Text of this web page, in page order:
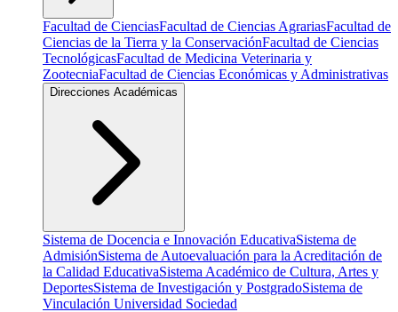
Facultad de CienciasFacultad de Ciencias AgrariasFacultad de
Ciencias de la Tierra y la ConservaciónFacultad de Ciencias
TecnológicasFacultad de Medicina Veterinaria y
ZootecniaFacultad de Ciencias Económicas y Administrativas
Direcciones Académicas
Sistema de Docencia e Innovación EducativaSistema de
AdmisiónSistema de Autoevaluación para la Acreditación de
la Calidad EducativaSistema Académico de Cultura, Artes y
DeportesSistema de Investigación y PostgradoSistema de
Vinculación Universidad Sociedad